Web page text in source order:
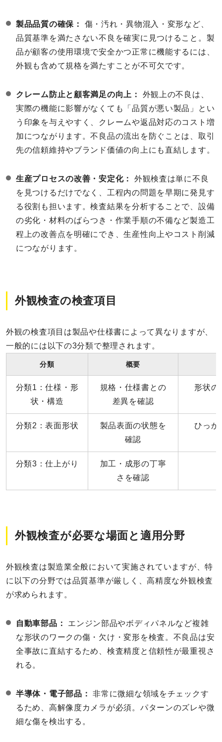
製品品質の確保：
傷・汚れ・異物混入・変形など、
品質基準を満たさない不良を確実に見つけること。製
品が顧客の使用環境で安全かつ正常に機能するには、
外観も含めて規格を満たすことが不可欠です。
クレーム防止と顧客満足の向上：
外観上の不良は、
実際の機能に影響がなくても「品質が悪い製品」とい
う印象を与えやすく、クレームや返品対応のコスト増
加につながります。不良品の流出を防ぐことは、取引
先の信頼維持やブランド価値の向上にも直結します。
生産プロセスの改善・安定化：
外観検査は単に不良
を見つけるだけでなく、工程内の問題を早期に発見す
る役割も担います。検査結果を分析することで、設備
の劣化・材料のばらつき・作業手順の不備など製造工
程上の改善点を明確にでき、生産性向上やコスト削減
につながります。
外観検査の検査項目
外観の検査項目は製品や仕様書によって異なりますが、
一般的には以下の3分類で整理されます。
分類 概要
分類1：仕様・形
状・構造
規格・仕様書との
差異を確認
形状の
分類2：表面形状
製品表面の状態を
確認
ひっか
分類3：仕上がり
加工・成形の丁寧
さを確認
外観検査が必要な場面と適用分野
外観検査は製造業全般において実施されていますが、特
に以下の分野では品質基準が厳しく、高精度な外観検査
が求められます。
自動車部品：
エンジン部品やボディパネルなど複雑
な形状のワークの傷・欠け・変形を検査。不良品は安
全事故に直結するため、検査精度と信頼性が最重視さ
れる。
半導体・電子部品：
非常に微細な領域をチェックす
るため、高解像度カメラが必須。パターンのズレや微
細な傷を検出する。